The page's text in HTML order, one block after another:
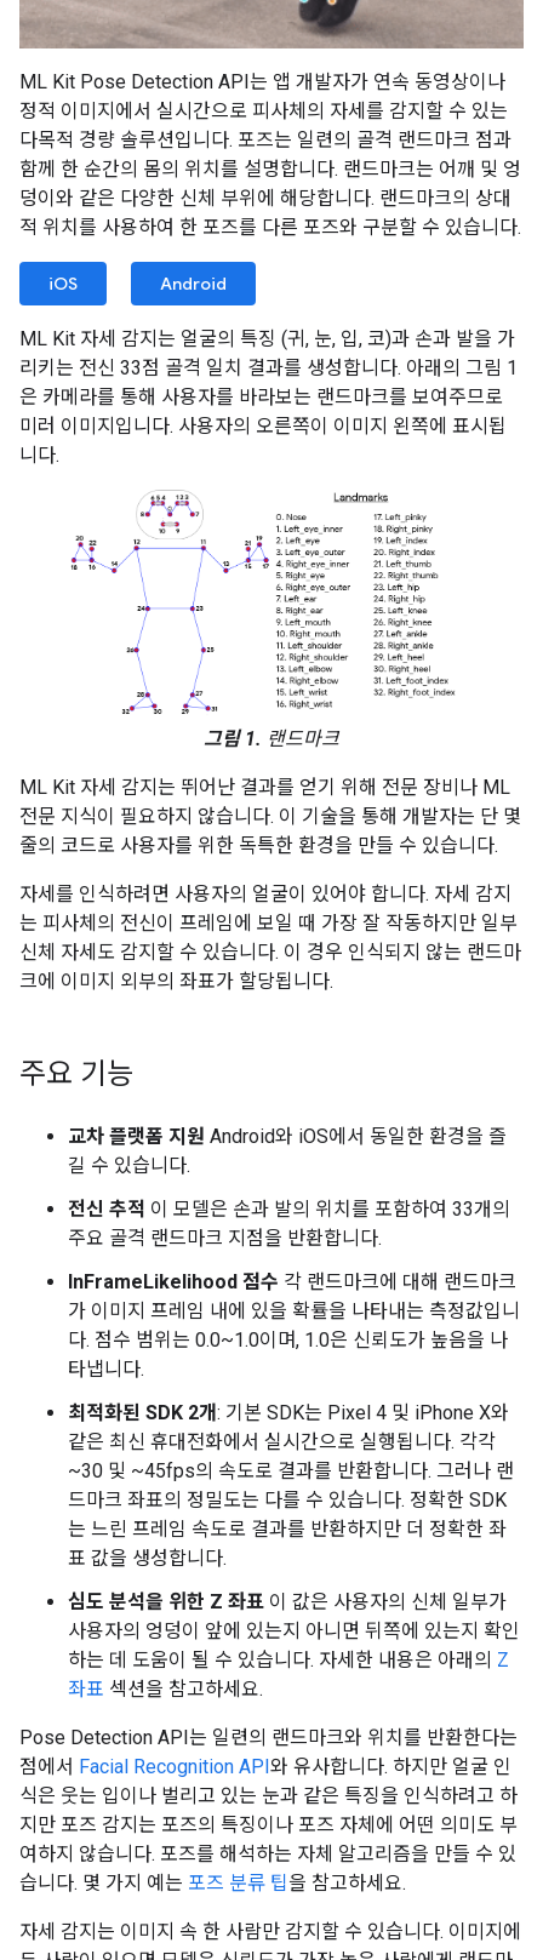
ML Kit Pose Detection API는 앱 개발자가 연속 동영상이나
정적 이미지에서 실시간으로 피사체의 자세를 감지할 수 있는
다목적 경량 솔루션입니다. 포즈는 일련의 골격 랜드마크 점과
함께 한 순간의 몸의 위치를 설명합니다. 랜드마크는 어깨 및 엉
덩이와 같은 다양한 신체 부위에 해당합니다. 랜드마크의 상대
적 위치를 사용하여 한 포즈를 다른 포즈와 구분할 수 있습니다.
iOS Android
ML Kit 자세 감지는 얼굴의 특징 (귀, 눈, 입, 코)과 손과 발을 가
리키는 전신 33점 골격 일치 결과를 생성합니다. 아래의 그림 1
은 카메라를 통해 사용자를 바라보는 랜드마크를 보여주므로
미러 이미지입니다. 사용자의 오른쪽이 이미지 왼쪽에 표시됩
니다.
그림 1. 랜드마크
ML Kit 자세 감지는 뛰어난 결과를 얻기 위해 전문 장비나 ML
전문 지식이 필요하지 않습니다. 이 기술을 통해 개발자는 단 몇
줄의 코드로 사용자를 위한 독특한 환경을 만들 수 있습니다.
자세를 인식하려면 사용자의 얼굴이 있어야 합니다. 자세 감지
는 피사체의 전신이 프레임에 보일 때 가장 잘 작동하지만 일부
신체 자세도 감지할 수 있습니다. 이 경우 인식되지 않는 랜드마
크에 이미지 외부의 좌표가 할당됩니다.
주요 기능
교차 플랫폼 지원 Android와 iOS에서 동일한 환경을 즐
길 수 있습니다.
전신 추적 이 모델은 손과 발의 위치를 포함하여 33개의
주요 골격 랜드마크 지점을 반환합니다.
InFrameLikelihood 점수 각 랜드마크에 대해 랜드마크
가 이미지 프레임 내에 있을 확률을 나타내는 측정값입니
다. 점수 범위는 0.0~1.0이며, 1.0은 신뢰도가 높음을 나
타냅니다.
최적화된 SDK 2개: 기본 SDK는 Pixel 4 및 iPhone X와
같은 최신 휴대전화에서 실시간으로 실행됩니다. 각각
~30 및 ~45fps의 속도로 결과를 반환합니다. 그러나 랜
드마크 좌표의 정밀도는 다를 수 있습니다. 정확한 SDK
는 느린 프레임 속도로 결과를 반환하지만 더 정확한 좌
표 값을 생성합니다.
심도 분석을 위한 Z 좌표 이 값은 사용자의 신체 일부가
사용자의 엉덩이 앞에 있는지 아니면 뒤쪽에 있는지 확인
하는 데 도움이 될 수 있습니다. 자세한 내용은 아래의 Z
좌표 섹션을 참고하세요.
Pose Detection API는 일련의 랜드마크와 위치를 반환한다는
점에서 Facial Recognition API와 유사합니다. 하지만 얼굴 인
식은 웃는 입이나 벌리고 있는 눈과 같은 특징을 인식하려고 하
지만 포즈 감지는 포즈의 특징이나 포즈 자체에 어떤 의미도 부
여하지 않습니다. 포즈를 해석하는 자체 알고리즘을 만들 수 있
습니다. 몇 가지 예는 포즈 분류 팁 을 참고하세요.
자세 감지는 이미지 속 한 사람만 감지할 수 있습니다. 이미지에